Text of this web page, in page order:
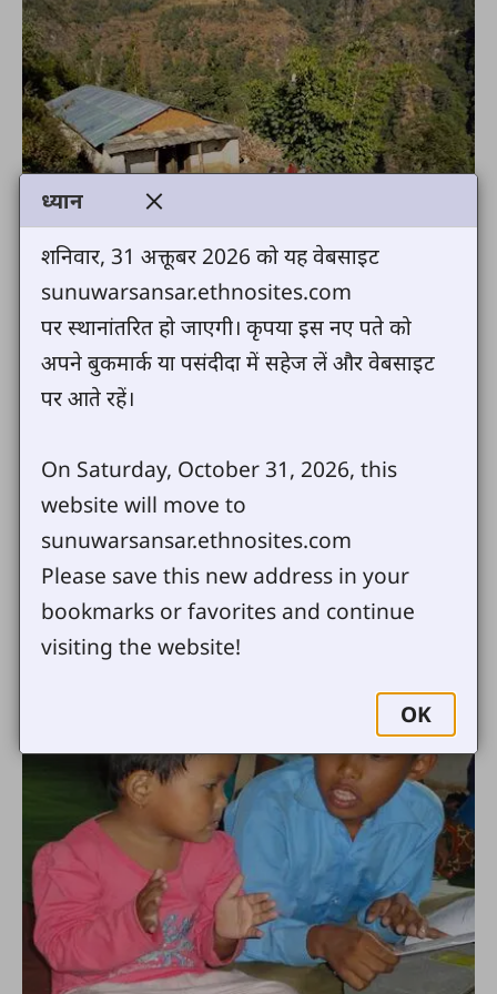
ध्यान
शनिवार, 31 अक्तूबर 2026 को यह वेबसाइट
sunuwarsansar.ethnosites.com
पर स्थानांतरित हो जाएगी। कृपया इस नए पते को
अपने बुकमार्क या पसंदीदा में सहेज लें और वेबसाइट
पर आते रहें।
On Saturday, October 31, 2026, this
website will move to
sunuwarsansar.ethnosites.com
Please save this new address in your
bookmarks or favorites and continue
visiting the website!
OK